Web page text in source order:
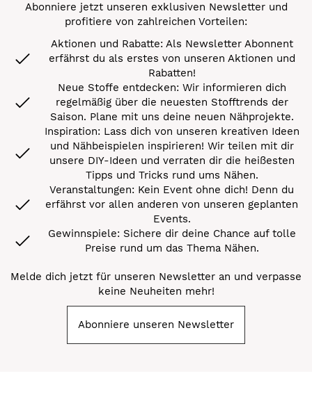
Abonniere jetzt unseren exklusiven Newsletter und
profitiere von zahlreichen Vorteilen:
Aktionen und Rabatte: Als Newsletter Abonnent
erfährst du als erstes von unseren Aktionen und
Rabatten!
Neue Stoffe entdecken: Wir informieren dich
regelmäßig über die neuesten Stofftrends der
Saison. Plane mit uns deine neuen Nähprojekte.
Inspiration: Lass dich von unseren kreativen Ideen
und Nähbeispielen inspirieren! Wir teilen mit dir
unsere DIY-Ideen und verraten dir die heißesten
Tipps und Tricks rund ums Nähen.
Veranstaltungen: Kein Event ohne dich! Denn du
erfährst vor allen anderen von unseren geplanten
Events.
Gewinnspiele: Sichere dir deine Chance auf tolle
Preise rund um das Thema Nähen.
Melde dich jetzt für unseren Newsletter an und verpasse
keine Neuheiten mehr!
Abonniere unseren Newsletter